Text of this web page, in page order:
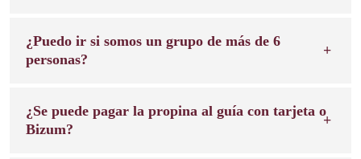
¿Puedo ir si somos un grupo de más de 6
personas?
¿Se puede pagar la propina al guía con tarjeta o
Bizum?